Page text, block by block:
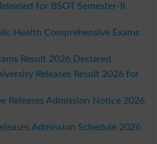
for BSOT Semester-II
Health Comprehensive Exams
Result 2026 Declared
Releases Result 2026 for
Releases Admission Notice 2026
Admission Schedule 2026